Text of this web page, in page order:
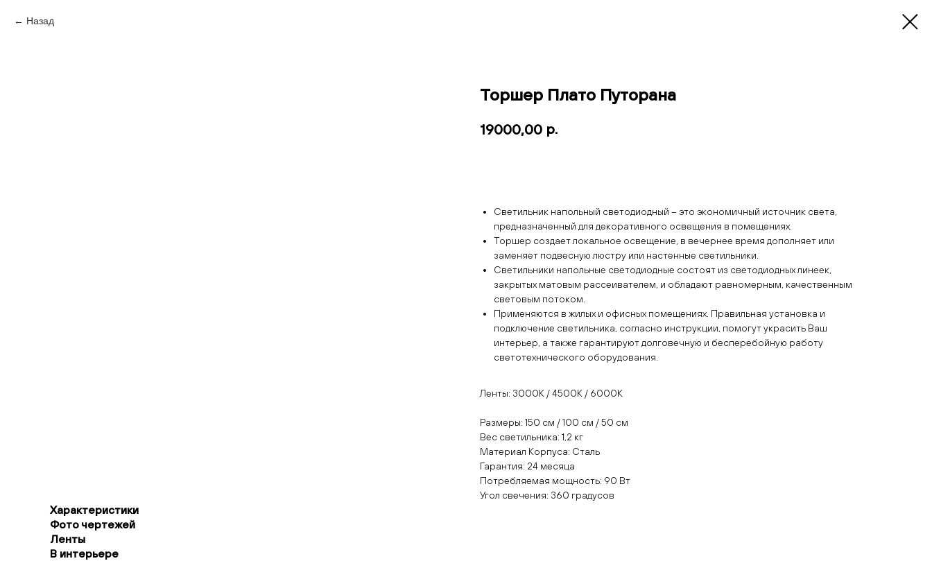
Назад
Торшер Плато Путорана
19000,00 р.
Светильник напольный светодиодный – это экономичный источник света,
предназначенный для декоративного освещения в помещениях.
Торшер создает локальное освещение, в вечернее время дополняет или
заменяет подвесную люстру или настенные светильники.
Светильники напольные светодиодные состоят из светодиодных линеек,
закрытых матовым рассеивателем, и обладают равномерным, качественным
световым потоком.
Применяются в жилых и офисных помещениях. Правильная установка и
подключение светильника, согласно инструкции, помогут украсить Ваш
интерьер, а также гарантируют долговечную и бесперебойную работу
светотехнического оборудования.
Ленты: 3000К / 4500К / 6000К
Размеры: 150 см / 100 см / 50 см
Вес светильника: 1,2 кг
Материал Корпуса: Сталь
Гарантия: 24 месяца
Потребляемая мощность: 90 Вт
Угол свечения: 360 градусов
Характеристики
Фото чертежей
Ленты
В интерьере